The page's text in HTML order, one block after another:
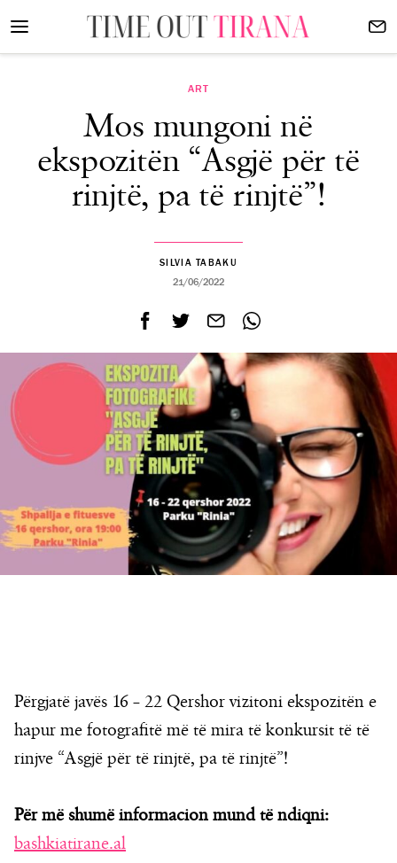
ART
Mos mungoni në
ekspozitën “Asgjë për të
rinjtë, pa të rinjtë”!
SILVIA TABAKU
21/06/2022
Përgjatë javës 16 – 22 Qershor vizitoni ekspozitën e
hapur me fotografitë më të mira të konkursit të të
rinjve “Asgjë për të rinjtë, pa të rinjtë”!
Për më shumë informacion mund të ndiqni:
bashkiatirane.al